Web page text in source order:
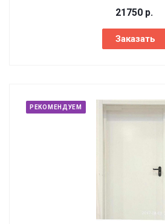
21750 р.
Заказать
РЕКОМЕНДУЕМ